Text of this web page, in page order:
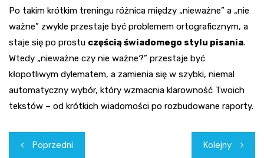
Po takim krótkim treningu różnica między „nieważne” a „nie
ważne” zwykle przestaje być problemem ortograficznym, a
staje się po prostu częścią świadomego stylu pisania.
Wtedy „nieważne czy nie ważne?” przestaje być
kłopotliwym dylematem, a zamienia się w szybki, niemal
automatyczny wybór, który wzmacnia klarowność Twoich
tekstów – od krótkich wiadomości po rozbudowane raporty.
Nawigacja
Poprzedni Kolejny